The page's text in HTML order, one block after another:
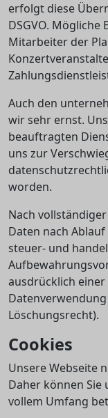
erfolgt diese
DSGVO.
Mitarbeiter der
Auch den
wir sehr ernst.
beauftragten
uns zur
worden.
Nach
Daten nach
steuer- und
ausdrücklich
Löschungsrecht).
Cookies
Unsere Webseite
Daher können Sie
vollem Umfang